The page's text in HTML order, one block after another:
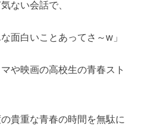
ない会話で、
面白いことあってさ～w」
や映画の高校生の青春スト
貴重な青春の時間を無駄に